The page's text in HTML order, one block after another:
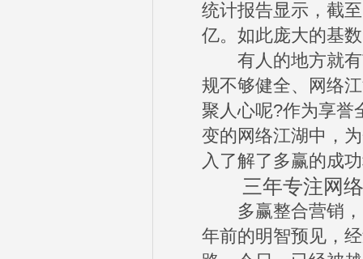
统计报告显示，截
亿。如此庞大的基
有人的地方就有
规不够健全、网络
聚人心呢?作为享誉
变的网络江湖中，
入了解了多赢的成
三年专注网络
多赢整合营销，
年前的明智预见，